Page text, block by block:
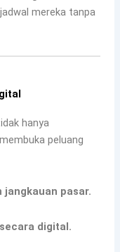
mereka tanpa
hanya
peluang
jangkauan pasar.
digital.